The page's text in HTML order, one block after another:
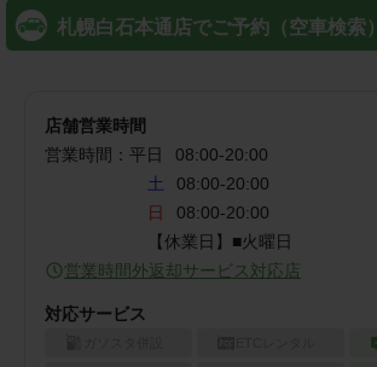
札幌白石本通店でご予約（空車検索）
店舗営業時間
営業時間： 平日 08:00-20:00
土
08:00-20:00
日
08:00-20:00
【休業日】■火曜日
営業時間外返却サービス対応店
対応サービス